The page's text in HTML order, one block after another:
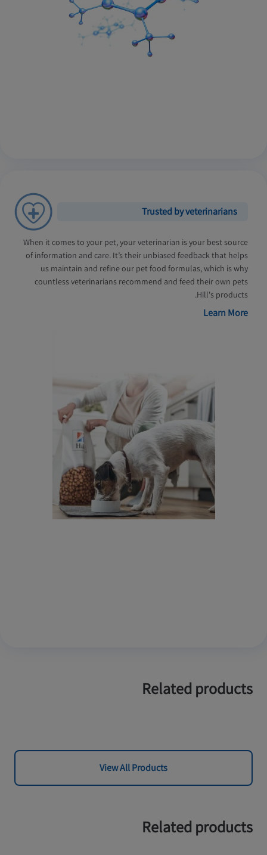
Trusted by veterinarians
When it comes to your pet, your veterinarian is your best source
of information and care. It’s their unbiased feedback that helps
us maintain and refine our pet food formulas, which is why
countless veterinarians recommend and feed their own pets
Hill's products.
Learn More
Related products
View All Products
Related products